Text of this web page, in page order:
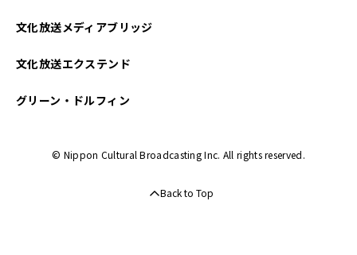
文化放送メディアブリッジ
文化放送エクステンド
グリーン・ドルフィン
© Nippon Cultural Broadcasting Inc. All rights reserved.
Back to Top